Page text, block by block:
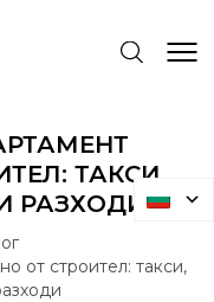
ТАКСИ,
РАЗХОДИ
от строител: такси,